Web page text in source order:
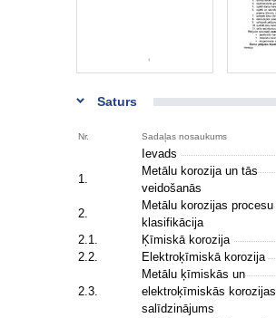
Saturs
Nr. Sadaļas nosaukums
Ievads
1.
Metālu korozija un tās
veidošanās
2.
Metālu korozijas procesu
klasifikācija
2.1.
Ķīmiskā korozija
2.2.
Elektroķīmiskā korozija
2.3.
Metālu ķīmiskās un
elektroķīmiskās korozijas
salīdzinājums